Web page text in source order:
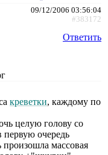
09/12/2006 03:56:04
#383172
Ответить
креветки, каждому по
целую голову со
очередь
массовая